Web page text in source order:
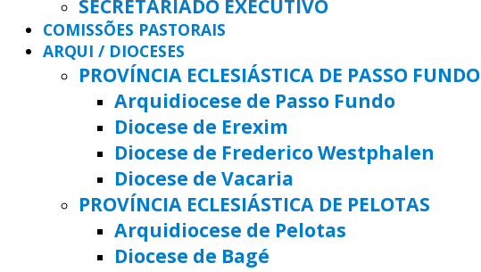
SECRETARIADO EXECUTIVO
COMISSÕES PASTORAIS
ARQUI / DIOCESES
PROVÍNCIA ECLESIÁSTICA DE PASSO FUNDO
Arquidiocese de Passo Fundo
Diocese de Erexim
Diocese de Frederico Westphalen
Diocese de Vacaria
PROVÍNCIA ECLESIÁSTICA DE PELOTAS
Arquidiocese de Pelotas
Diocese de Bagé